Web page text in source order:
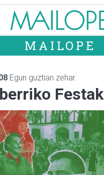
MAILOPE
Egun guztian zehar.
Festak